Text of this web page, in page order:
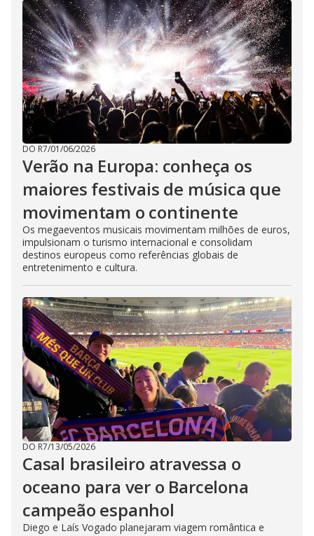
DO R7/01/06/2026
Verão na Europa: conheça os
maiores festivais de música que
movimentam o continente
Os megaeventos musicais movimentam milhões de euros,
impulsionam o turismo internacional e consolidam
destinos europeus como referências globais de
entretenimento e cultura.
DO R7/13/05/2026
Casal brasileiro atravessa o
oceano para ver o Barcelona
campeão espanhol
Diego e Laís Vogado planejaram viagem romântica e